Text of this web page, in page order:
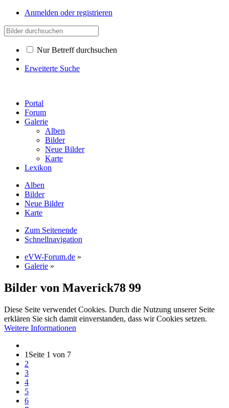
Anmelden oder registrieren
Nur Betreff durchsuchen
Erweiterte Suche
Portal
Forum
Galerie
Alben
Bilder
Neue Bilder
Karte
Lexikon
Alben
Bilder
Neue Bilder
Karte
Zum Seitenende
Schnellnavigation
eVW-Forum.de »
Galerie »
Bilder von Maverick78 99
Diese Seite verwendet Cookies. Durch die Nutzung unserer Seite
erklären Sie sich damit einverstanden, dass wir Cookies setzen.
Weitere Informationen
1 Seite 1 von 7
2
3
4
5
6